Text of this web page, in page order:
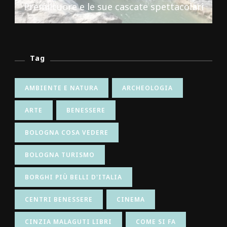
Premilcuore e le sue cascate spettacolari
Tag
AMBIENTE E NATURA ARCHEOLOGIA
ARTE BENESSERE
BOLOGNA COSA VEDERE
BOLOGNA TURISMO
BORGHI PIÙ BELLI D'ITALIA
CENTRI BENESSERE CINEMA
CINZIA MALAGUTI LIBRI COME SI FA